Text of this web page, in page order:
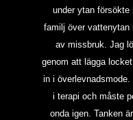
under ytan försökte
familj över vattenytan
av missbruk. Jag
genom att lägga
in i överlevnadsmode.
i terapi och måste
onda igen. Tanken